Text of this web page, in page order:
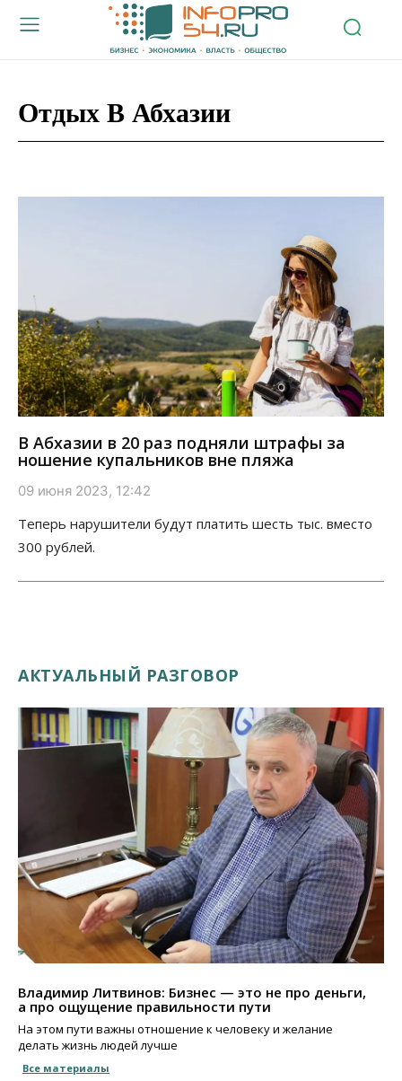
Отдых В Абхазии
В Абхазии в 20 раз подняли штрафы за
ношение купальников вне пляжа
09 июня 2023, 12:42
Теперь нарушители будут платить шесть тыс. вместо
300 рублей.
АКТУАЛЬНЫЙ РАЗГОВОР
Владимир Литвинов: Бизнес — это не про деньги,
а про ощущение правильности пути
На этом пути важны отношение к человеку и желание
делать жизнь людей лучше
Все материалы